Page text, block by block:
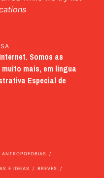
Somos as
mais, em língua
Especial de
ANTROPOFOBIAS
E IDEIAS BREVES